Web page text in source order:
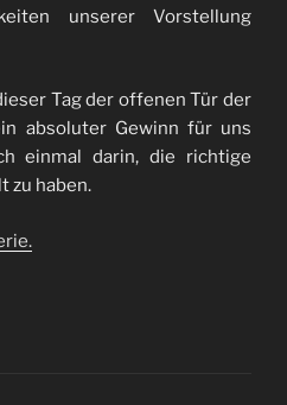
unserer Vorstellung
Tag der offenen Tür der
absoluter Gewinn für uns
einmal darin, die richtige
zu haben.